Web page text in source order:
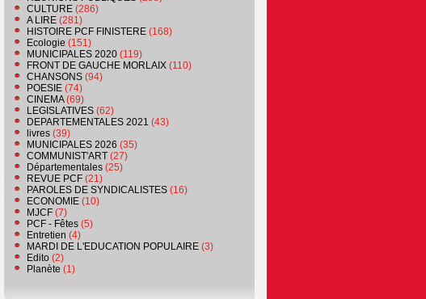
CULTURE (286)
A LIRE (281)
HISTOIRE PCF FINISTERE (168)
Ecologie (151)
MUNICIPALES 2020 (119)
FRONT DE GAUCHE MORLAIX (110)
CHANSONS (94)
POESIE (74)
CINEMA(69)
LEGISLATIVES (62)
DEPARTEMENTALES 2021 (43)
livres (39)
MUNICIPALES 2026 (35)
COMMUNIST'ART (27)
Départementales (25)
REVUE PCF (21)
PAROLES DE SYNDICALISTES (16)
ECONOMIE (10)
MJCF (7)
PCF - Fêtes (5)
Entretien (4)
MARDI DE L'EDUCATION POPULAIRE (3)
Edito (2)
Planète (1)